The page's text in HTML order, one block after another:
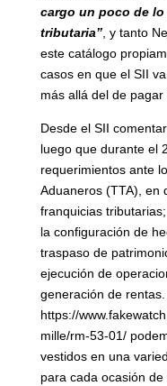
cargo un poco de
tributaria”, y tanto
este catálogo
casos en que el SII
más allá del de
Desde el SII
luego que durante el
requerimientos ante
Aduaneros (TTA), en
franquicias
la configuración de
traspaso de
ejecución de
generación de
https://
mille/rm-53-01/
vestidos en una
para cada ocasión